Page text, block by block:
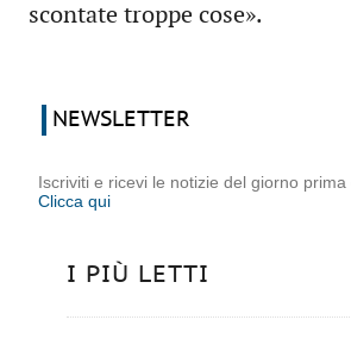
scontate troppe cose».
NEWSLETTER
Iscriviti e ricevi le notizie del giorno
Clicca qui
I PIÙ LETTI